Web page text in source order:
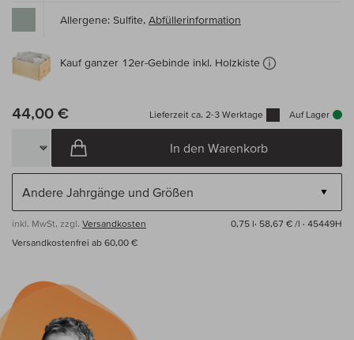
Allergene: Sulfite, Abfüllerinformation
Kauf ganzer 12er-Gebinde inkl. Holzkiste
44,00 € Lieferzeit ca. 2-3 Werktage Auf Lager
In den Warenkorb
inkl. MwSt, zzgl. Versandkosten 0,75 l· 58,67 € /l · 45449H
Versandkostenfrei ab 60,00 €